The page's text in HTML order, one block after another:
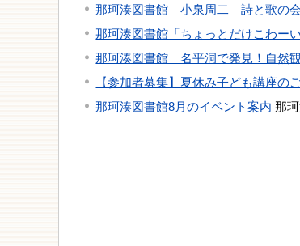
那珂湊図書館 小泉周二 詩と歌の会
那珂湊図書館「ちょっとだけこわー
那珂湊図書館 名平洞で発見！自然
【参加者募集】夏休み子ども講座の
那珂湊図書館8月のイベント案内 那